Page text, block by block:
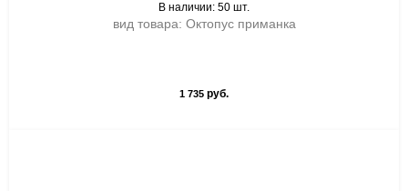
В наличии: 50 шт.
вид товара: Октопус приманка
1 735 руб.